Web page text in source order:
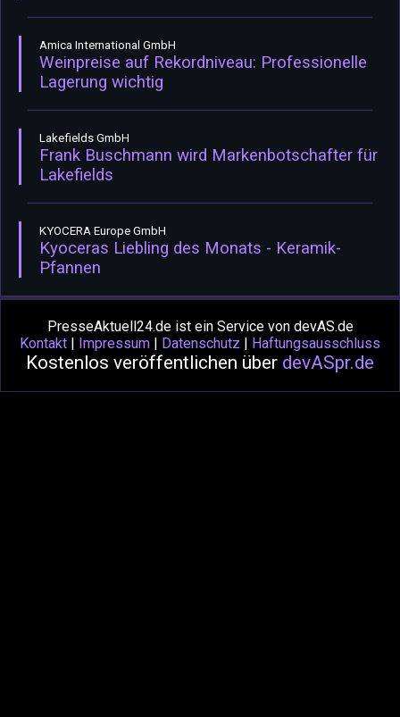
Amica International GmbH
Weinpreise auf Rekordniveau: Professionelle
Lagerung wichtig
Lakefields GmbH
Frank Buschmann wird Markenbotschafter für
Lakefields
KYOCERA Europe GmbH
Kyoceras Liebling des Monats - Keramik-
Pfannen
PresseAktuell24.de ist ein Service von devAS.de
Kontakt | Impressum | Datenschutz | Haftungsausschluss
Kostenlos veröffentlichen über devASpr.de